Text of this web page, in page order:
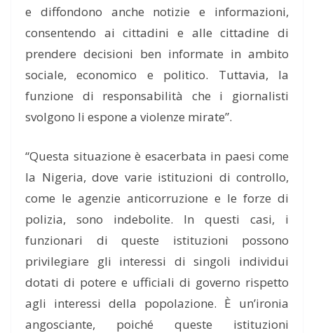
e diffondono anche notizie e informazioni,
consentendo ai cittadini e alle cittadine di
prendere decisioni ben informate in ambito
sociale, economico e politico. Tuttavia, la
funzione di responsabilità che i giornalisti
svolgono li espone a violenze mirate”.
“Questa situazione è esacerbata in paesi come
la Nigeria, dove varie istituzioni di controllo,
come le agenzie anticorruzione e le forze di
polizia, sono indebolite. In questi casi, i
funzionari di queste istituzioni possono
privilegiare gli interessi di singoli individui
dotati di potere e ufficiali di governo rispetto
agli interessi della popolazione. È un’ironia
angosciante, poiché queste istituzioni